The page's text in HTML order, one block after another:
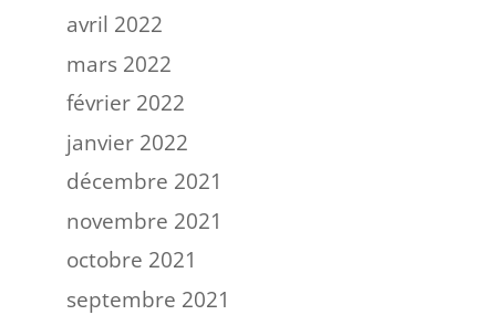
avril 2022
mars 2022
février 2022
janvier 2022
décembre 2021
novembre 2021
octobre 2021
septembre 2021